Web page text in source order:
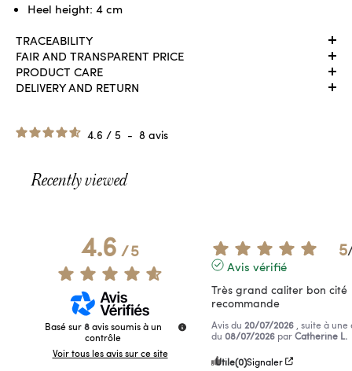
Heel height: 4 cm
TRACEABILITY
FAIR AND TRANSPARENT PRICE
PRODUCT CARE
DELIVERY AND RETURN
4.6 / 5 - 8 avis
Recently viewed
4.6/5
Basé sur8 avis soumis à un
contrôle
Voir tous les avis sur ce site
5
Avis vérifié
Très grand caliter bon cité
recommande
Avis du 20/07/2026 , suite à
du 08/07/2026 parCatherine L.
Utile(0)Signaler